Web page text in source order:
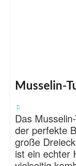
Musselin-
Das
der perfekte
große
ist ein echter